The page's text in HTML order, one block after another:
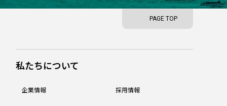
PAGE TOP
私たちについて
企業情報 採用情報